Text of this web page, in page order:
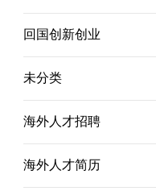
回国创新创业
未分类
海外人才招聘
海外人才简历